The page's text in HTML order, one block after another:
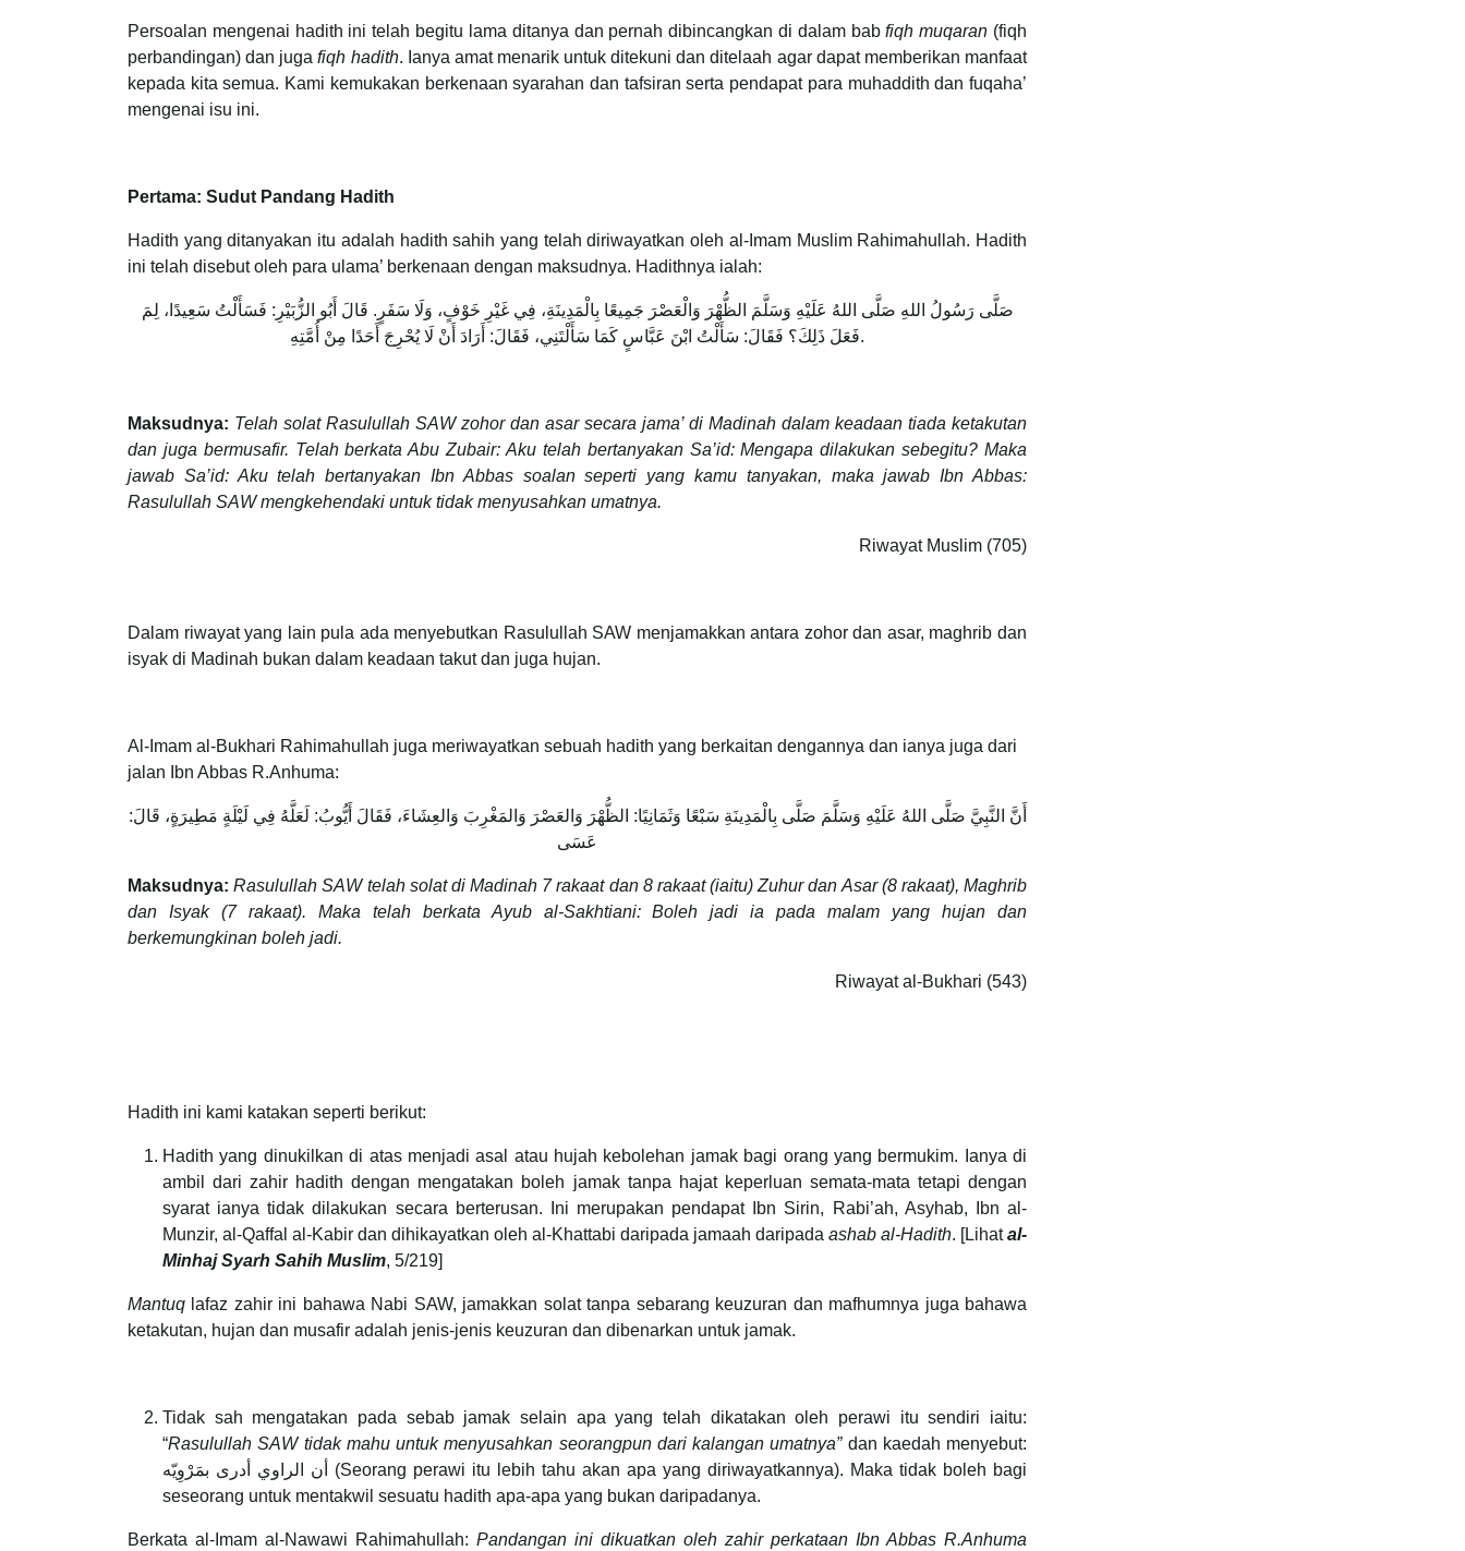
Persoalan mengenai hadith ini telah begitu lama ditanya dan pernah dibincangkan di dalam babfiqh muqaran (fiqh
perbandingan) dan jugafiqh hadith. Ianya amat menarik untuk ditekuni dan ditelaah agar dapat memberikan manfaat
kepada kita semua. Kami kemukakan berkenaan syarahan dan tafsiran serta pendapat para muhaddith dan fuqaha’
mengenai isu ini.
Pertama: Sudut Pandang Hadith
Hadith yang ditanyakan itu adalah hadith sahih yang telah diriwayatkan oleh al-Imam Muslim Rahimahullah. Hadith
ini telah disebut oleh para ulama’ berkenaan dengan maksudnya. Hadithnya ialah:
صَلَّى رَسُولُ اللهِ صَلَّى اللهُ عَلَيْهِ وَسَلَّمَ الظُّهْرَ وَالْعَصْرَ جَمِيعًا بِالْمَدِينَةِ، فِي غَيْرِ خَوْفٍ، وَلَا سَفَرٍ. قَالَ أَبُو الزُّبَيْرِ: فَسَأَلْتُ سَعِيدًا، لِمَ
فَعَلَ ذَلِكَ؟ فَقَالَ: سَأَلْتُ ابْنَ عَبَّاسٍ كَمَا سَأَلْتَنِي، فَقَالَ: أَرَادَ أَنْ لَا يُحْرِجَ أَحَدًا مِنْ أُمَّتِهِ.
Maksudnya: Telah solat Rasulullah SAW zohor dan asar secara jama’ di Madinah dalam keadaan tiada ketakutan
dan juga bermusafir. Telah berkata Abu Zubair: Aku telah bertanyakan Sa’id: Mengapa dilakukan sebegitu? Maka
jawab Sa’id: Aku telah bertanyakan Ibn Abbas soalan seperti yang kamu tanyakan, maka jawab Ibn Abbas:
Rasulullah SAW mengkehendaki untuk tidak menyusahkan umatnya.
Riwayat Muslim (705)
Dalam riwayat yang lain pula ada menyebutkan Rasulullah SAW menjamakkan antara zohor dan asar, maghrib dan
isyak di Madinah bukan dalam keadaan takut dan juga hujan.
Al-Imam al-Bukhari Rahimahullah juga meriwayatkan sebuah hadith yang berkaitan dengannya dan ianya juga dari
jalan Ibn Abbas R.Anhuma:
أَنَّ النَّبِيَّ صَلَّى اللهُ عَلَيْهِ وَسَلَّمَ صَلَّى بِالْمَدِينَةِ سَبْعًا وَثَمَانِيًا: الظُّهْرَ وَالعَصْرَ وَالمَغْرِبَ وَالعِشَاءَ، فَقَالَ أَيُّوبُ: لَعَلَّهُ فِي لَيْلَةٍ مَطِيرَةٍ، قَالَ:
عَسَى
Maksudnya: Rasulullah SAW telah solat di Madinah 7 rakaat dan 8 rakaat (iaitu) Zuhur dan Asar (8 rakaat), Maghrib
dan Isyak (7 rakaat). Maka telah berkata Ayub al-Sakhtiani: Boleh jadi ia pada malam yang hujan dan
berkemungkinan boleh jadi.
Riwayat al-Bukhari (543)
Hadith ini kami katakan seperti berikut:
Hadith yang dinukilkan di atas menjadi asal atau hujah kebolehan jamak bagi orang yang bermukim. Ianya di
ambil dari zahir hadith dengan mengatakan boleh jamak tanpa hajat keperluan semata-mata tetapi dengan
syarat ianya tidak dilakukan secara berterusan. Ini merupakan pendapat Ibn Sirin, Rabi’ah, Asyhab, Ibn al-
Munzir, al-Qaffal al-Kabir dan dihikayatkan oleh al-Khattabi daripada jamaah daripada ashab al-Hadith. [Lihatal-
Minhaj Syarh Sahih Muslim, 5/219]
Mantuq lafaz zahir ini bahawa Nabi SAW, jamakkan solat tanpa sebarang keuzuran dan mafhumnya juga bahawa
ketakutan, hujan dan musafir adalah jenis-jenis keuzuran dan dibenarkan untuk jamak.
Tidak sah mengatakan pada sebab jamak selain apa yang telah dikatakan oleh perawi itu sendiri iaitu:
“Rasulullah SAW tidak mahu untuk menyusahkan seorangpun dari kalangan umatnya”dan kaedah menyebut:
أن الراوي أدرى بمَرْوِيّه (Seorang perawi itu lebih tahu akan apa yang diriwayatkannya). Maka tidak boleh bagi
seseorang untuk mentakwil sesuatu hadith apa-apa yang bukan daripadanya.
Berkata al-Imam al-Nawawi Rahimahullah: Pandangan ini dikuatkan oleh zahir perkataan Ibn Abbas R.Anhuma